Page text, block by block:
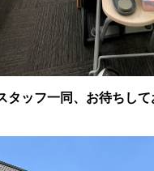
タッフ一同、お待ちし